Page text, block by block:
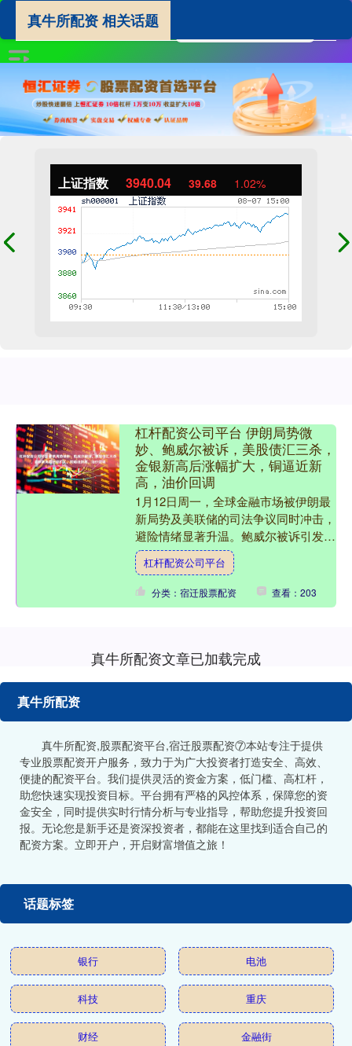
上证指数 3940.04 39.68 1.02%
真牛所配资 相关话题
杠杆配资公司平台 伊朗局势微
妙、鲍威尔被诉，美股债汇三杀，
金银新高后涨幅扩大，铜逼近新
高，油价回调
1月12日周一，全球金融市场被伊朗最
新局势及美联储的司法争议同时冲击，
避险情绪显著升温。鲍威尔被诉引发市
场对美联储独立性的担忧，“卖出美
国”交易再起，美国股指期....
杠杆配资公司平台
分类：宿迁股票配资 查看：203
真牛所配资文章已加载完成
真牛所配资
真牛所配资,股票配资平台,宿迁股票配资⑦本站专注于提供
专业股票配资开户服务，致力于为广大投资者打造安全、高效、
便捷的配资平台。我们提供灵活的资金方案，低门槛、高杠杆，
助您快速实现投资目标。平台拥有严格的风控体系，保障您的资
金安全，同时提供实时行情分析与专业指导，帮助您提升投资回
报。无论您是新手还是资深投资者，都能在这里找到适合自己的
配资方案。立即开户，开启财富增值之旅！
话题标签
银行 电池
科技 重庆
财经 金融街